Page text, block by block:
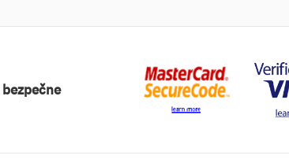
bezpečne